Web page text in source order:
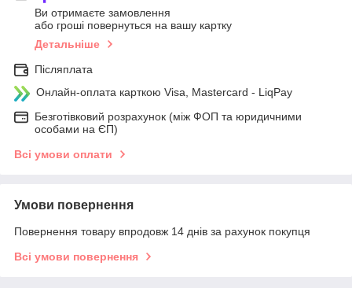
Ви отримаєте замовлення
або гроші повернуться на вашу картку
Детальніше
Післяплата
Онлайн-оплата карткою Visa, Mastercard - LiqPay
Безготівковий розрахунок (між ФОП та юридичними
особами на ЄП)
Всі умови оплати
Умови повернення
Повернення товару впродовж 14 днів за рахунок покупця
Всі умови повернення